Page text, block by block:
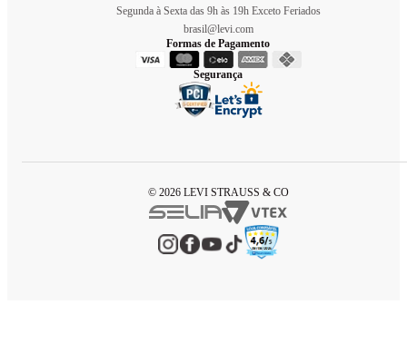
Segunda à Sexta das 9h às 19h Exceto Feriados
brasil@levi.com
Formas de Pagamento
Segurança
© 2026 LEVI STRAUSS & CO